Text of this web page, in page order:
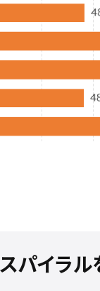
パイラル